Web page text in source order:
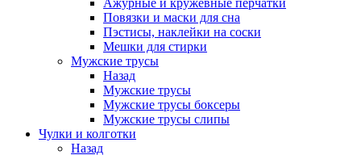
Ажурные и кружевные перчатки
Повязки и маски для сна
Пэстисы, наклейки на соски
Мешки для стирки
Мужские трусы
Назад
Мужские трусы
Мужские трусы боксеры
Мужские трусы слипы
Чулки и колготки
Назад